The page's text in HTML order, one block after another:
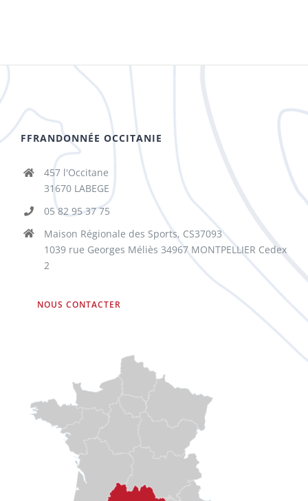
FFRANDONNÉE OCCITANIE
457 l'Occitane
31670 LABEGE
05 82 95 37 75
Maison Régionale des Sports, CS37093
1039 rue Georges Méliès 34967 MONTPELLIER Cedex
2
NOUS CONTACTER